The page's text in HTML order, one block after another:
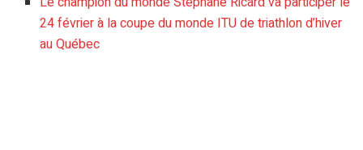
24 février à la coupe du monde ITU de triathlon d’hiver
au Québec